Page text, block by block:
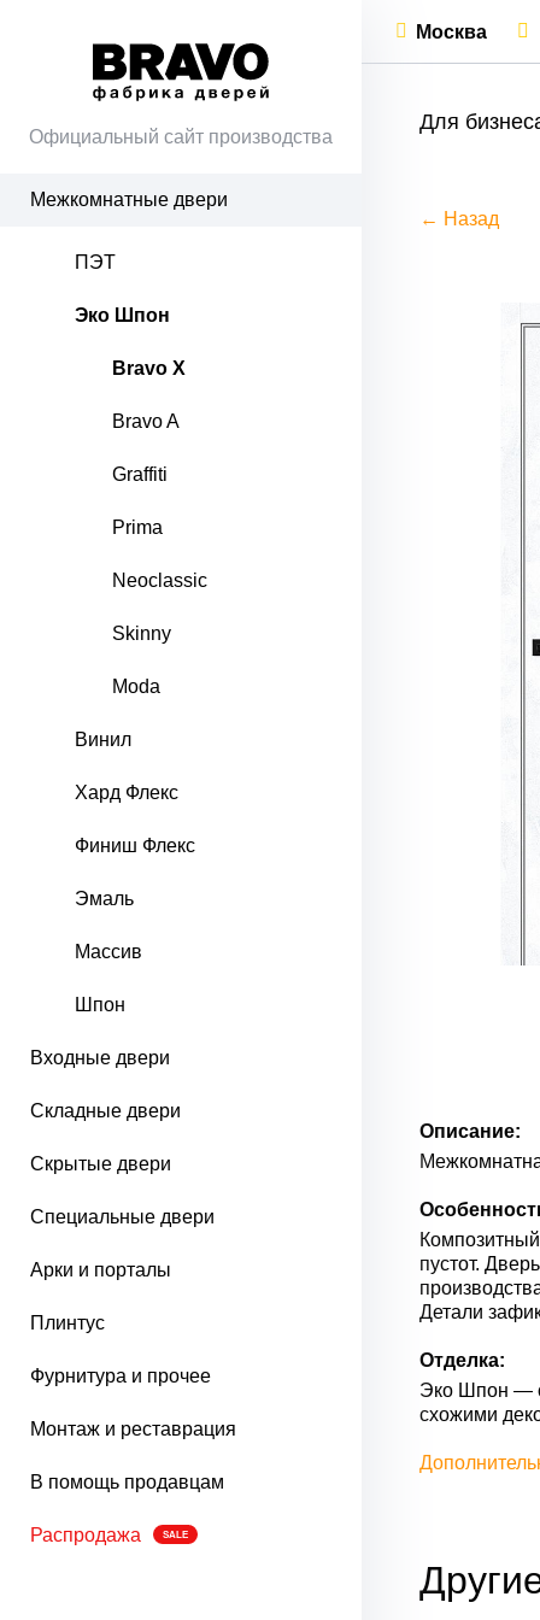
Официальный сайт производства
Межкомнатные двери
ПЭТ
Эко Шпон
Bravo X
Bravo A
Graffiti
Prima
Neoclassic
Skinny
Moda
Винил
Хард Флекс
Финиш Флекс
Эмаль
Массив
Шпон
Входные двери
Складные двери
Скрытые двери
Специальные двери
Арки и порталы
Плинтус
Фурнитура и прочее
Монтаж и реставрация
В помощь продавцам
Распродажа SALE
Москва
Для
← Назад
Описание:
пустот.
Детали
Отделка:
Эко Шпон —
схожими